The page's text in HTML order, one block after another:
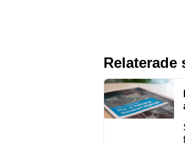
Relaterade